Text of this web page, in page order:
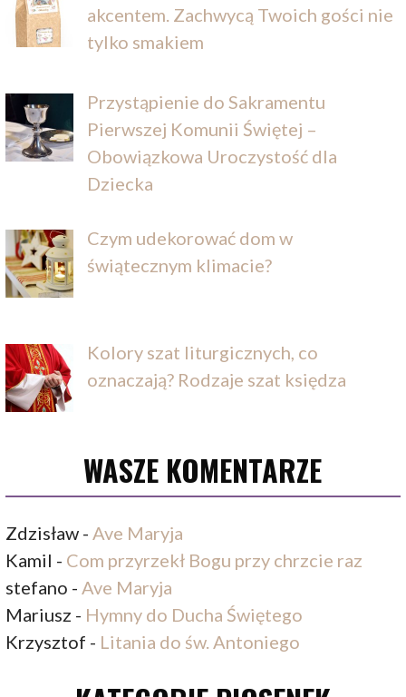
akcentem. Zachwycą Twoich gości nie
tylko smakiem
Przystąpienie do Sakramentu
Pierwszej Komunii Świętej –
Obowiązkowa Uroczystość dla
Dziecka
Czym udekorować dom w
świątecznym klimacie?
Kolory szat liturgicznych, co
oznaczają? Rodzaje szat księdza
WASZE KOMENTARZE
Zdzisław -Ave Maryja
Kamil - Com przyrzekł Bogu przy chrzcie raz
stefano -Ave Maryja
Mariusz - Hymny do Ducha Świętego
Krzysztof - Litania do św. Antoniego